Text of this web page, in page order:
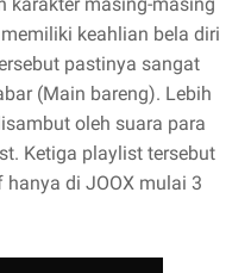
keahlian bela diri
pastinya sangat
(Main bareng). Lebih
oleh suara para
Ketiga playlist tersebut
di JOOX mulai 3